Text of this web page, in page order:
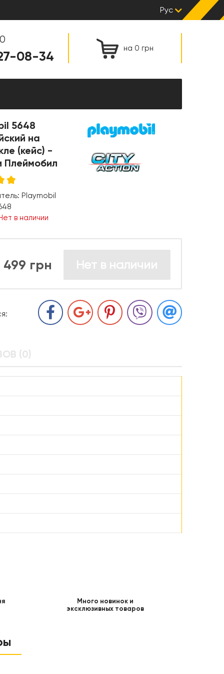
Рус
на 0 грн
08-34
5648
на
(кейс) -
Плеймобил
Playmobil
в наличии
499 грн Нет в наличии
(0)
Много новинок и
эксклюзивных товаров